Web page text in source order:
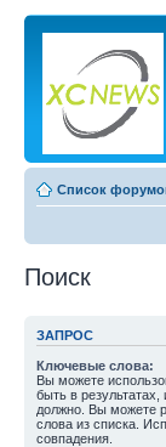
Список
Поиск
ЗАПРОС
Ключевые слова:
Вы можете
быть в результатах,
должно. Вы можете
слова из списка.
совпадения.